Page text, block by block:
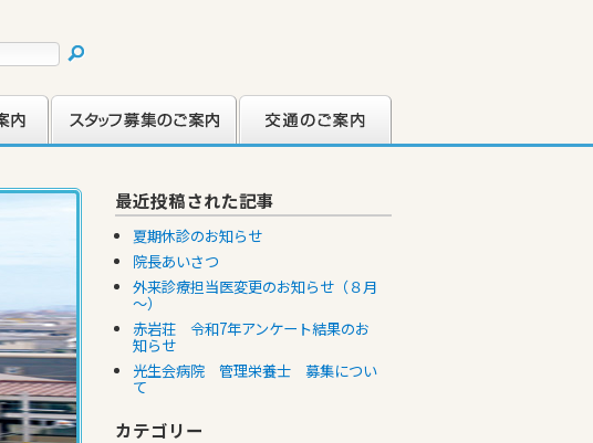
スタッフ募集のご案内 交通のご案内
最近投稿された記事
夏期休診のお知らせ
院長あいさつ
外来診療担当医変更のお知らせ（８月
～）
赤岩荘 令和7年アンケート結果のお
知らせ
光生会病院 管理栄養士 募集につい
て
カテゴリー